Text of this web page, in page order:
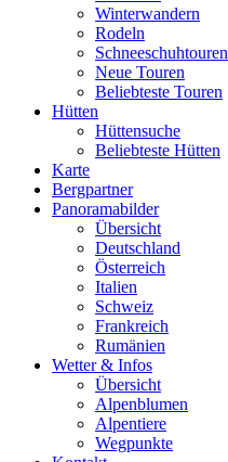
Winterwandern
Rodeln
Schneeschuhtouren
Neue Touren
Beliebteste Touren
Hütten
Hüttensuche
Beliebteste Hütten
Karte
Bergpartner
Panoramabilder
Übersicht
Deutschland
Österreich
Italien
Schweiz
Frankreich
Rumänien
Wetter & Infos
Übersicht
Alpenblumen
Alpentiere
Wegpunkte